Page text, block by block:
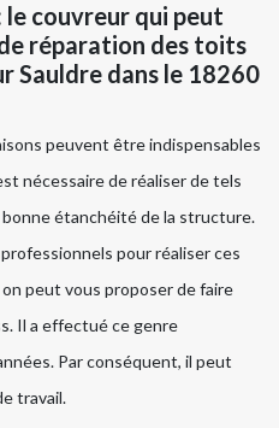
couvreur qui peut
réparation des toits
Sauldre dans le 18260
peuvent être indispensables
nécessaire de réaliser de tels
étanchéité de la structure.
pour réaliser ces
peut vous proposer de faire
Il a effectué ce genre
Par conséquent, il peut
travail.